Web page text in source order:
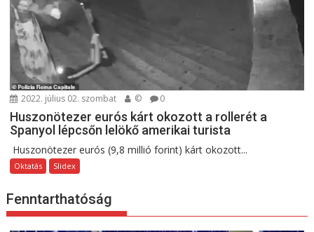
2022. július 02. szombat © 0
Huszonötezer eurós kárt okozott a rollerét a
Spanyol lépcsőn lelökő amerikai turista
Huszonötezer eurós (9,8 millió forint) kárt okozott...
Oktatás Slidex
Fenntarthatóság